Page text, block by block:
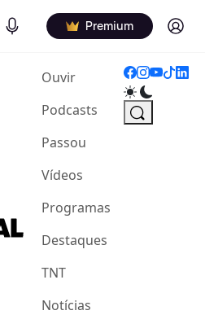
Podcasts Premium Log in
Ouvir(current)
Podcasts
Passou
Vídeos
Programas
Destaques
TNT
Notícias